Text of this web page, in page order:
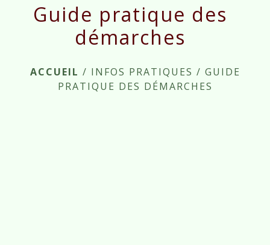
Guide pratique des
démarches
ACCUEIL / INFOS PRATIQUES / GUIDE
PRATIQUE DES DÉMARCHES